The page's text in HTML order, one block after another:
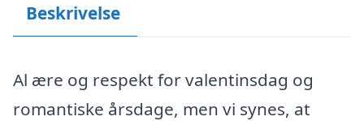
Beskrivelse
Al ære og respekt for valentinsdag og
romantiske årsdage, men vi synes, at